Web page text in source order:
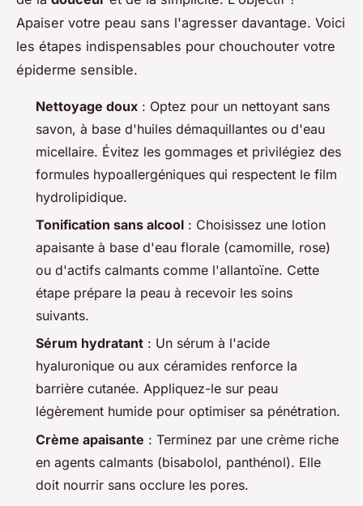
Apaiser votre peau sans l'agresser davantage. Voici
les étapes indispensables pour chouchouter votre
épiderme sensible.
Nettoyage doux : Optez pour un nettoyant sans
savon, à base d'huiles démaquillantes ou d'eau
micellaire. Évitez les gommages et privilégiez des
formules hypoallergéniques qui respectent le film
hydrolipidique.
Tonification sans alcool : Choisissez une lotion
apaisante à base d'eau florale (camomille, rose)
ou d'actifs calmants comme l'allantoïne. Cette
étape prépare la peau à recevoir les soins
suivants.
Sérum hydratant : Un sérum à l'acide
hyaluronique ou aux céramides renforce la
barrière cutanée. Appliquez-le sur peau
légèrement humide pour optimiser sa pénétration.
Crème apaisante : Terminez par une crème riche
en agents calmants (bisabolol, panthénol). Elle
doit nourrir sans occlure les pores.